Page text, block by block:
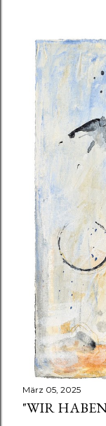
März 05, 2025
"WIR